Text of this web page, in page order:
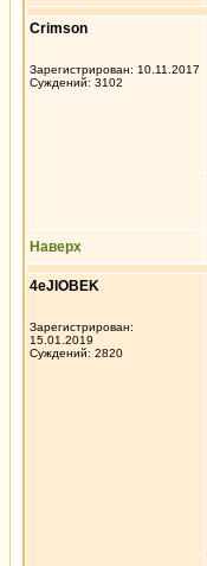
Crimson
Зарегистрирован: 10.11.2017
Суждений: 3102
Наверх
4eJIOBEK
Зарегистрирован:
15.01.2019
Суждений: 2820